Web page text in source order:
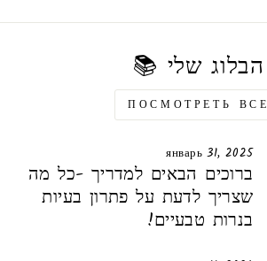
הבלוג שלי 📚
ПОСМОТРЕТЬ ВСЕ
январь 31, 2025
ברוכים הבאים למדריך -כל מה
שצריך לדעת על פתרון בעיות
בנרות טבעיים!